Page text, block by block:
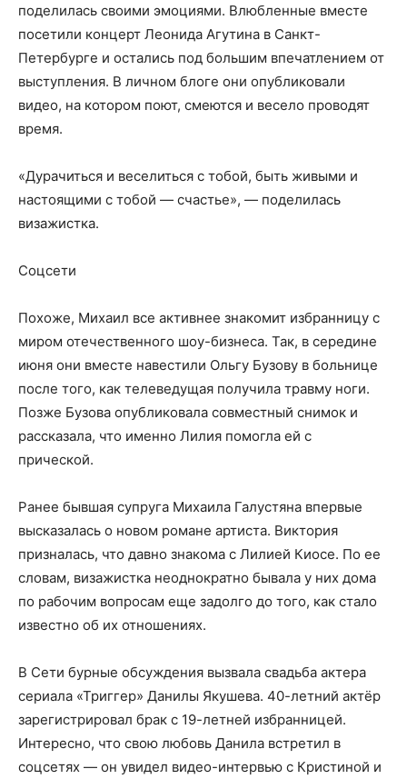
поделилась своими эмоциями. Влюбленные вместе
посетили концерт Леонида Агутина в Санкт-
Петербурге и остались под большим впечатлением от
выступления. В личном блоге они опубликовали
видео, на котором поют, смеются и весело проводят
время.
«Дурачиться и веселиться с тобой, быть живыми и
настоящими с тобой — счастье», — поделилась
визажистка.
Соцсети
Похоже, Михаил все активнее знакомит избранницу с
миром отечественного шоу-бизнеса. Так, в середине
июня они вместе навестили Ольгу Бузову в больнице
после того, как телеведущая получила травму ноги.
Позже Бузова опубликовала совместный снимок и
рассказала, что именно Лилия помогла ей с
прической.
Ранее бывшая супруга Михаила Галустяна впервые
высказалась о новом романе артиста. Виктория
призналась, что давно знакома с Лилией Киосе. По ее
словам, визажистка неоднократно бывала у них дома
по рабочим вопросам еще задолго до того, как стало
известно об их отношениях.
В Сети бурные обсуждения вызвала свадьба актера
сериала «Триггер» Данилы Якушева. 40-летний актёр
зарегистрировал брак с 19-летней избранницей.
Интересно, что свою любовь Данила встретил в
соцсетях — он увидел видео-интервью с Кристиной и